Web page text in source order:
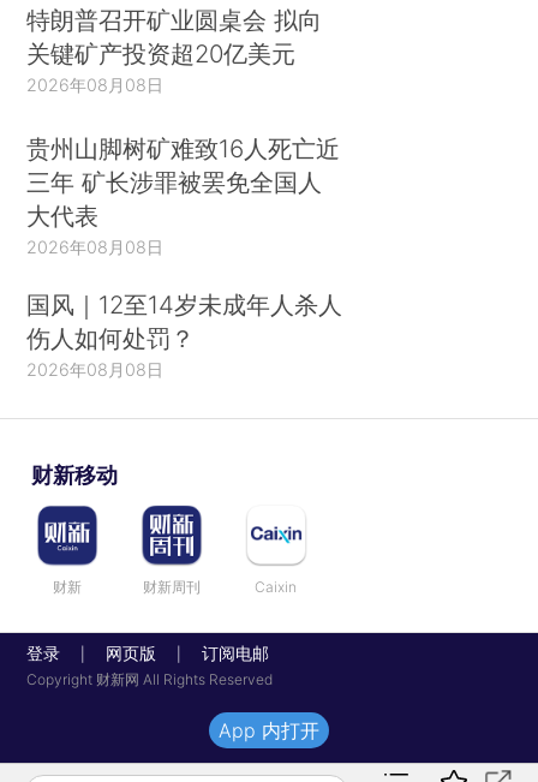
特朗普召开矿业圆桌会 拟向
关键矿产投资超20亿美元
2026年08月08日
贵州山脚树矿难致16人死亡近
三年 矿长涉罪被罢免全国人
大代表
2026年08月08日
国风｜12至14岁未成年人杀人
伤人如何处罚？
2026年08月08日
财新移动
财新 财新周刊 Caixin
登录 网页版 订阅电邮
Copyright 财新网 All Rights Reserved
App 内打开